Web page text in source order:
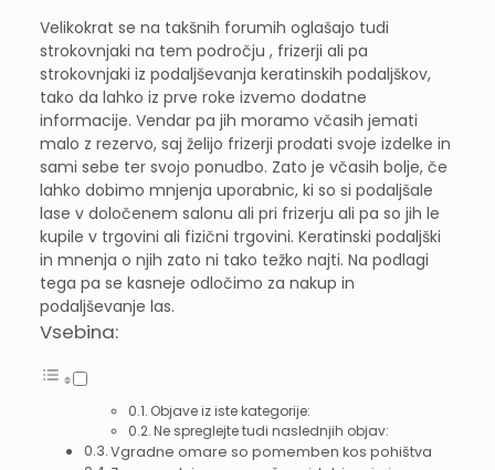
Velikokrat se na takšnih forumih oglašajo tudi
strokovnjaki na tem področju , frizerji ali pa
strokovnjaki iz podaljševanja keratinskih podaljškov,
tako da lahko iz prve roke izvemo dodatne
informacije. Vendar pa jih moramo včasih jemati
malo z rezervo, saj želijo frizerji prodati svoje izdelke in
sami sebe ter svojo ponudbo. Zato je včasih bolje, če
lahko dobimo mnjenja uporabnic, ki so si podaljšale
lase v določenem salonu ali pri frizerju ali pa so jih le
kupile v trgovini ali fizični trgovini. Keratinski podaljški
in mnenja o njih zato ni tako težko najti. Na podlagi
tega pa se kasneje odločimo za nakup in
podaljševanje las.
Vsebina:
Objave iz iste kategorije:
Ne spreglejte tudi naslednjih objav:
Vgradne omare so pomemben kos pohištva